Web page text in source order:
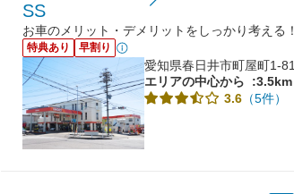
SS
お車のメリット・デメリットをしっかり考える
特典あり 早割り
愛知県春日井市町屋町1-81
エリアの中心から
:3.5km
3.6 （5件）